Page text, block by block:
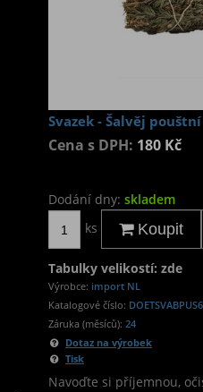
Svazek - Šalvěj
Cena s DPH: 180 Kč
Dodání dny: skladem
ks
Koupit
Tabulky velikostí: zde
Výrobce: import NL
Katalogové číslo:
Záruka (měsíců): 24
Dotaz na výrobek
Tisk
Navoďte si příjemnou,